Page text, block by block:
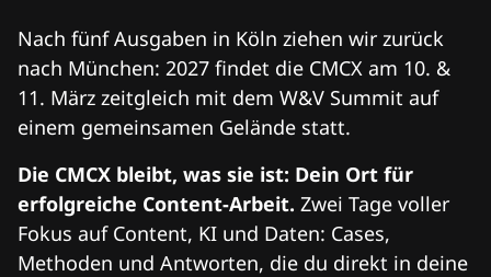
Nach fünf Ausgaben in Köln ziehen wir zurück
nach München: 2027 findet die CMCX am 10. &
11. März zeitgleich mit dem W&V Summit auf
einem gemeinsamen Gelände statt.
Die CMCX bleibt, was sie ist: Dein Ort für
erfolgreiche Content-Arbeit. Zwei Tage voller
Fokus auf Content, KI und Daten: Cases,
Methoden und Antworten, die du direkt in deine